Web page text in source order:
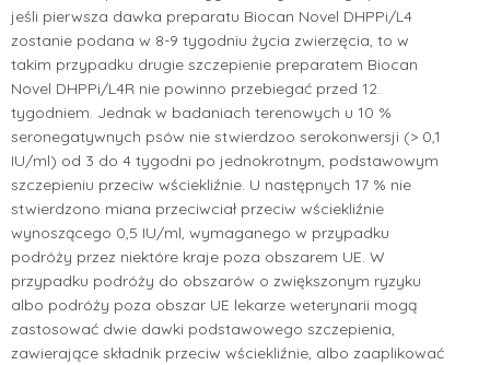
jeśli pierwsza dawka preparatu Biocan Novel DHPPi/L4
zostanie podana w 8-9 tygodniu życia zwierzęcia, to w
takim przypadku drugie szczepienie preparatem Biocan
Novel DHPPi/L4R nie powinno przebiegać przed 12.
tygodniem. Jednak w badaniach terenowych u 10 %
seronegatywnych psów nie stwierdzoo serokonwersji (> 0,1
IU/ml) od 3 do 4 tygodni po jednokrotnym, podstawowym
szczepieniu przeciw wściekliźnie. U następnych 17 % nie
stwierdzono miana przeciwciał przeciw wściekliźnie
wynoszącego 0,5 IU/ml, wymaganego w przypadku
podróży przez niektóre kraje poza obszarem UE. W
przypadku podróży do obszarów o zwiększonym ryzyku
albo podróży poza obszar UE lekarze weterynarii mogą
zastosować dwie dawki podstawowego szczepienia,
zawierające składnik przeciw wściekliźnie, albo zaaplikować